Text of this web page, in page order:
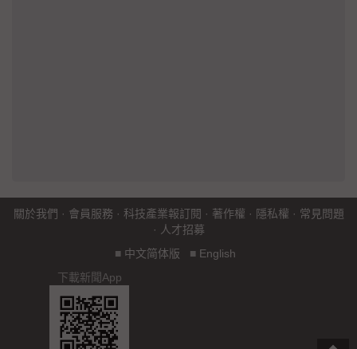
關於我們 · 會員服務 · 科技產業報訂閱 · 著作權 · 隱私權 · 常見問題
· 人才招募
■ 中文简体版 ■ English
下載新聞App